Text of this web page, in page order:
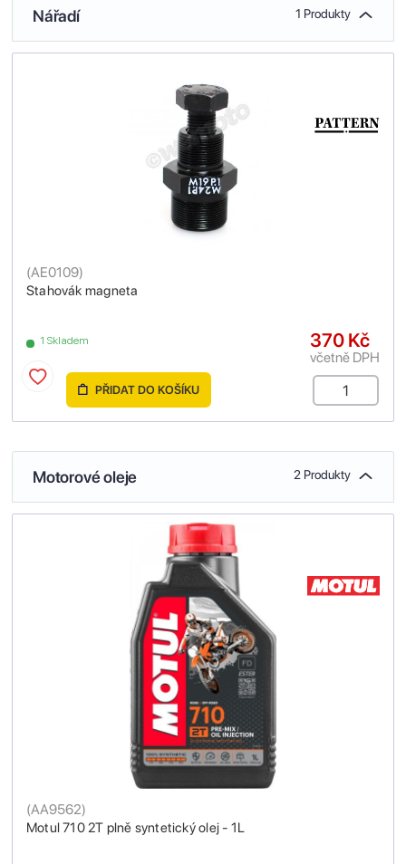
Nářadí 1 Produkty
Stahovák magneta
(AE0109)
1 Skladem 370 Kč
včetně DPH
PŘIDAT DO KOŠÍKU
Motorové oleje 2 Produkty
Motul 710 2T plně syntetický olej - 1L
(AA9562)